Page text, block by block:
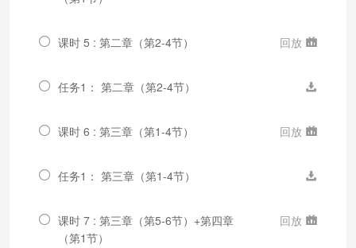
课时 5 : 第二章（第2-4节） 回放
任务1： 第二章（第2-4节）
课时 6 : 第三章（第1-4节） 回放
任务1： 第三章（第1-4节）
课时 7 : 第三章（第5-6节）+第四章
（第1节）
回放